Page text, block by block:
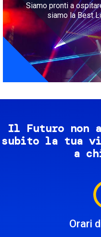
Siamo pronti a
siamo la Best
Il Futuro non
subito la tua
a
Orari